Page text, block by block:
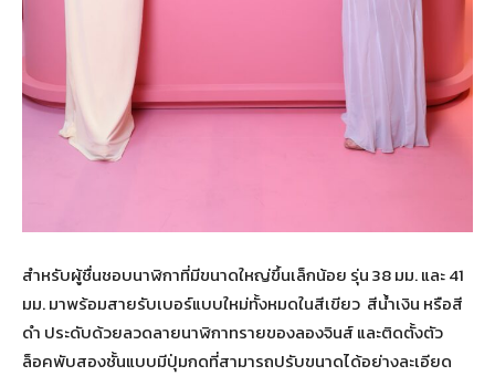
สำหรับผู้ชื่นชอบนาฬิกาที่มีขนาดใหญ่ขึ้นเล็กน้อย รุ่น 38 มม. และ 41
มม. มาพร้อมสายรับเบอร์แบบใหม่ทั้งหมดในสีเขียว สีน้ำเงิน หรือสี
ดำ ประดับด้วยลวดลายนาฬิกาทรายของลองจินส์ และติดตั้งตัว
ล็อคพับสองชั้นแบบมีปุ่มกดที่สามารถปรับขนาดได้อย่างละเอียด